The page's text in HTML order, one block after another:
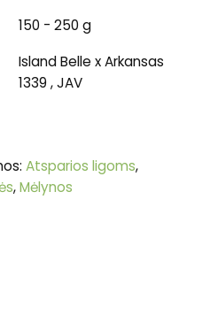
150 - 250 g
Island Belle x Arkansas
1339 , JAV
Atsparios ligoms,
,Mėlynos